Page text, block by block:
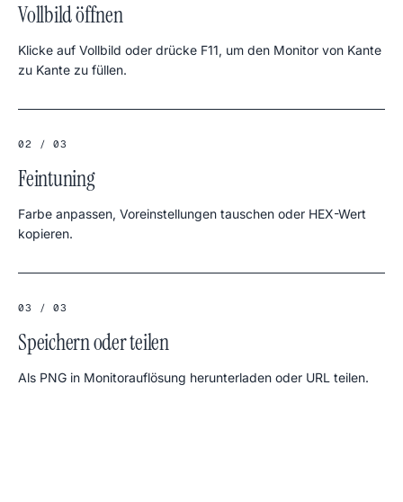
Vollbild öffnen
Klicke auf Vollbild oder drücke F11, um den Monitor von Kante
zu Kante zu füllen.
02 / 03
Feintuning
Farbe anpassen, Voreinstellungen tauschen oder HEX-Wert
kopieren.
03 / 03
Speichern oder teilen
Als PNG in Monitorauflösung herunterladen oder URL teilen.